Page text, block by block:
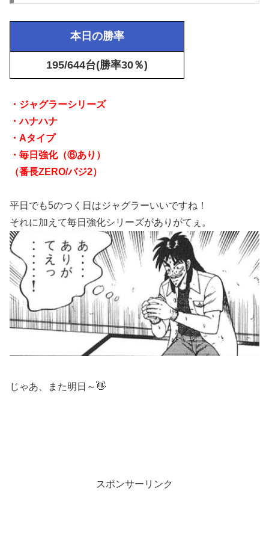
本日の勝率
195/644台(勝率30％)
・ジャグラーシリーズ
・ハナハナ
・Aタイプ
・毎日強化（⑥あり）
（番長ZERO/バジ2）
平日でも5のつく日はジャグラーいいですね！
それに加えて毎日強化シリーズがありがてぇ。
じゃあ、また明日～👋
スポンサーリンク